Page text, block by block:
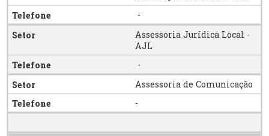
-
Assessoria Jurídica Local -
AJL
-
Assessoria de Comunicação
-